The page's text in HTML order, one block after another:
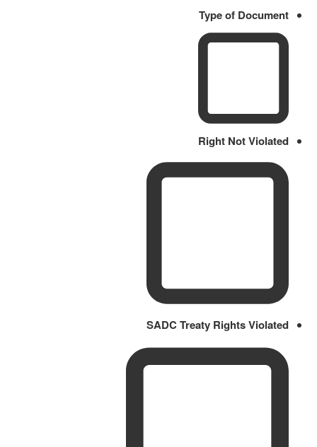
Type of Document
Right Not Violated
SADC Treaty Rights Violated